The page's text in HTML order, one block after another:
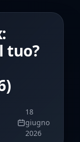
tuo?
18
giugno
2026